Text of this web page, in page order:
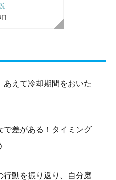
あえて冷却期間をおいた
で差がある！タイミング
行動を振り返り、自分磨